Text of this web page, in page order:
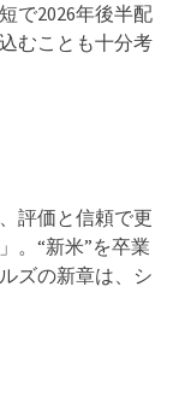
で2026年後半配
むことも十分考
評価と信頼で更
。“新米”を卒業
ズの新章は、シ